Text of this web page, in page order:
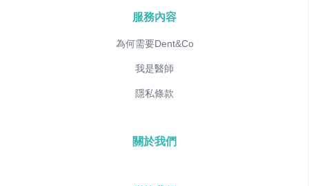
服務內容
為何需要Dent&Co
我是醫師
隱私條款
關於我們